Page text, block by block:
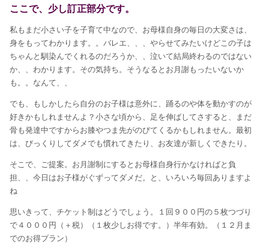
ここで、少し訂正部分です。
私もまだ小さい子を子育て中なので、お母様自身の毎日の大変さは、
身をもってわかります。。バレエ、、、やらせてみたいけどこの子は
ちゃんと馴染んでくれるのだろうか、、泣いて結局終わるのではない
か、、わかります。その気持ち。そうなるとお月謝もったいないか
も。。なんて、、
でも、もしかしたら自分のお子様は意外に、踊るのや体を動かすのが
好きかもしれませんよ？小さな頃から、足を伸ばしてさすると、まだ
骨も発達中ですからお膝やつま先がのびてくるかもしれません。最初
は、びっくりしてダメでも慣れてきたり、お友達が新しくできたり。
そこで、ご提案。お月謝制にするとお母様自身行かなければと負
担、、今日はお子様がぐずってダメだ。と、いろいろ毎回ありますよ
ね
思いきって、チケット制はどうでしょう。１回９００円の５枚つづり
で４０００円（＋税）（１枚少しお得です。）半年有効。（１２月ま
でのお得プラン）